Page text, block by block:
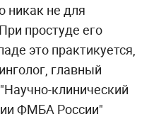
никак не для
простуде его
это практикуется,
главный
клинический
ФМБА России"